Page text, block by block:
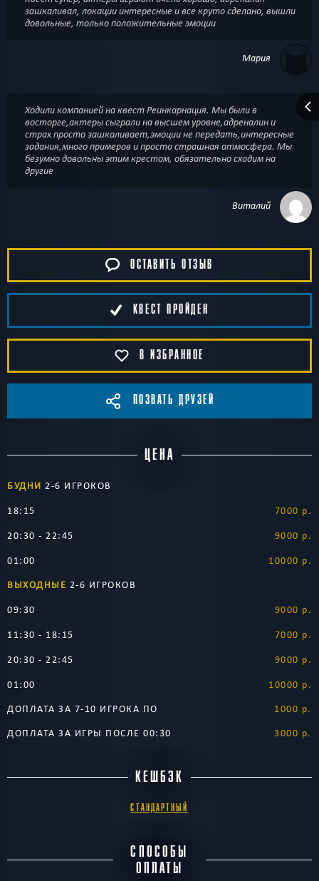
зашкаливал, локации интересные и все круто сделано, вышли
довольные, только положительные эмоции
Мария
Ходили компанией на квест Реинкарнация. Мы были в
восторге,актеры сыграли на высшем уровне,адреналин и
страх просто зашкаливает,эмоции не передать,интересные
задания,много примеров и просто страшная атмосфера. Мы
безумно довольны этим крестом, обязательно сходим на
другие
Виталий
ОСТАВИТЬ ОТЗЫВ
КВЕСТ ПРОЙДЕН
В ИЗБРАННОЕ
ПОЗВАТЬ ДРУЗЕЙ
ЦЕНА
БУДНИ 2-6 ИГРОКОВ
18:15 7000 р.
20:30 - 22:45 9000 р.
01:00
10000 р.
ВЫХОДНЫЕ 2-6 ИГРОКОВ
09:30 9000 р.
11:30 - 18:15 7000 р.
20:30 - 22:45 9000 р.
01:00
10000 р.
ДОПЛАТА ЗА 7-10 ИГРОКА ПО
1000 р.
ДОПЛАТА ЗА ИГРЫ ПОСЛЕ 00:30
3000 р.
КЕШБЭК
СТАНДАРТНЫЙ
СПОСОБЫ
ОПЛАТЫ